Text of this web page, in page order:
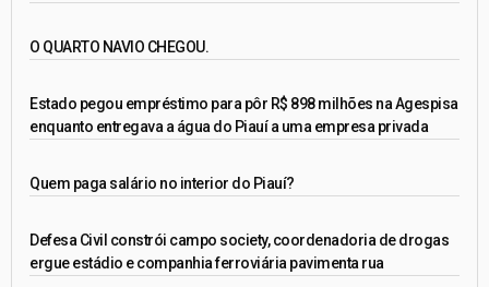
O QUARTO NAVIO CHEGOU.
Estado pegou empréstimo para pôr R$ 898 milhões na Agespisa
enquanto entregava a água do Piauí a uma empresa privada
Quem paga salário no interior do Piauí?
Defesa Civil constrói campo society, coordenadoria de drogas
ergue estádio e companhia ferroviária pavimenta rua